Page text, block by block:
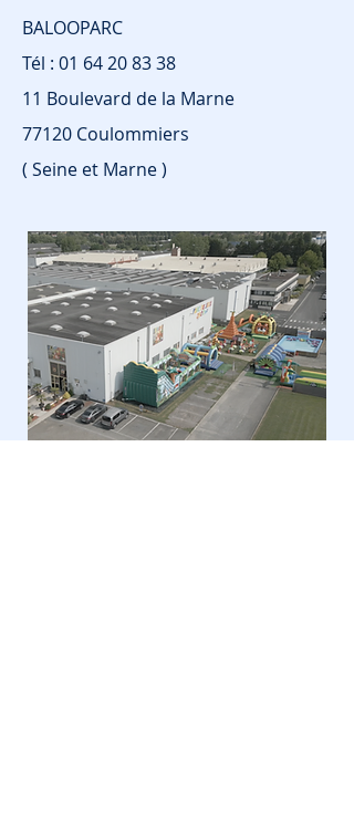
BALOOPARC
Tél : 01 64 20 83 38
11 Boulevard de la Marne
77120 Coulommiers
( Seine et Marne )